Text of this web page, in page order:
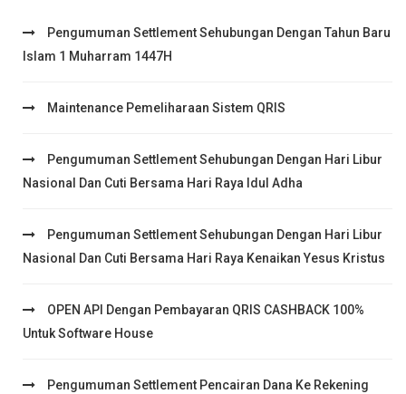
Pengumuman Settlement Sehubungan Dengan Tahun Baru
Islam 1 Muharram 1447H
Maintenance Pemeliharaan Sistem QRIS
Pengumuman Settlement Sehubungan Dengan Hari Libur
Nasional Dan Cuti Bersama Hari Raya Idul Adha
Pengumuman Settlement Sehubungan Dengan Hari Libur
Nasional Dan Cuti Bersama Hari Raya Kenaikan Yesus Kristus
OPEN API Dengan Pembayaran QRIS CASHBACK 100%
Untuk Software House
Pengumuman Settlement Pencairan Dana Ke Rekening